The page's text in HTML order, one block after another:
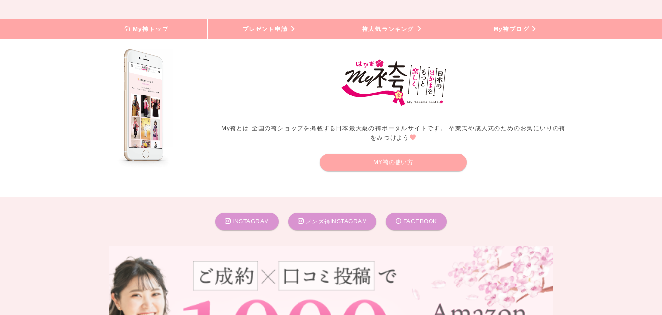
My袴トップ プレゼント申請 袴人気ランキング My袴ブログ
My袴とは 全国の袴ショップを掲載する日本最大級の袴ポータルサイトです。 卒業式や成人式のためのお気にいりの袴
をみつけよう
MY袴の使い方
INSTAGRAM メンズ袴INSTAGRAM FACEBOOK